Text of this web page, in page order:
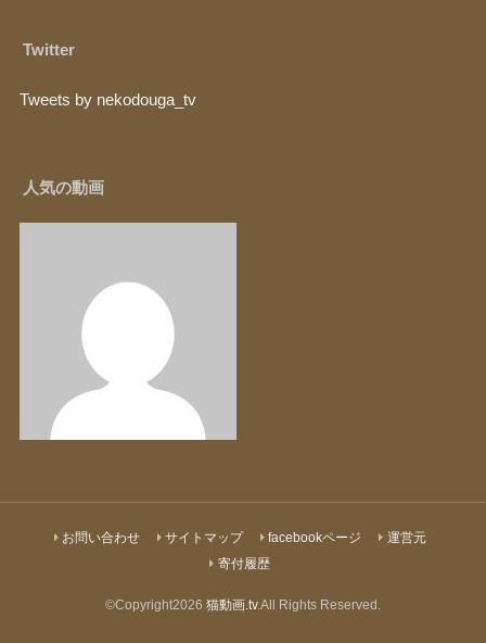
Twitter
Tweets by nekodouga_tv
人気の動画
お問い合わせ サイトマップ facebookページ
運営元
寄付履歴
©Copyright2026 猫動画.tv.All Rights Reserved.